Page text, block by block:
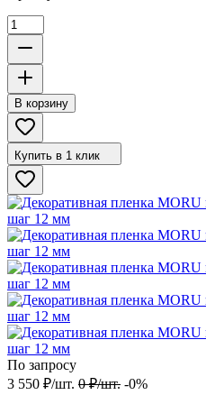
В корзину
Купить в 1 клик
По запросу
3 550 ₽/шт. 0 ₽/шт. -0%